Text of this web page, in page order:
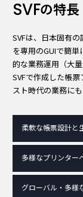
SVFの特長
SVFは、日本固有
を専用のGUIで簡
的な業務運用（大
SVFで作成した帳
スト時代の業務に
柔軟な帳票設計と
多様なプリンター
グローバル・多様